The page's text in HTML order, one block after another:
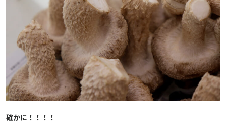
確かに！！！！